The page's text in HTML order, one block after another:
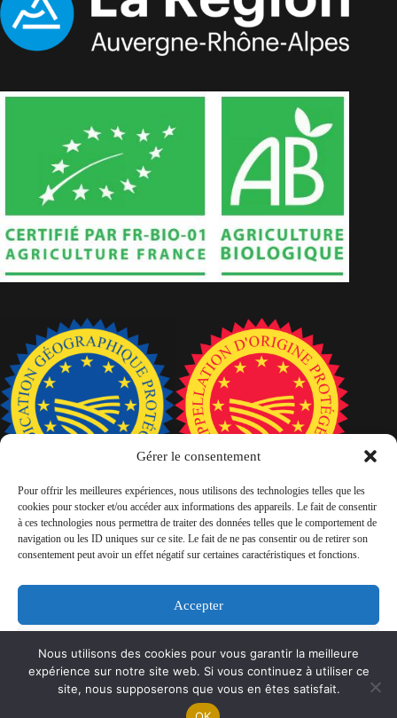
Gérer le consentement
Pour offrir les meilleures expériences, nous utilisons des technologies telles que les
cookies pour stocker et/ou accéder aux informations des appareils. Le fait de consentir
à ces technologies nous permettra de traiter des données telles que le comportement de
navigation ou les ID uniques sur ce site. Le fait de ne pas consentir ou de retirer son
consentement peut avoir un effet négatif sur certaines caractéristiques et fonctions.
Accepter
Voir les préférences
Nos conditions générales de vente
avec modération
Mentions légales
Nous utilisons des cookies pour vous garantir la meilleure
expérience sur notre site web. Si vous continuez à utiliser ce
site, nous supposerons que vous en êtes satisfait.